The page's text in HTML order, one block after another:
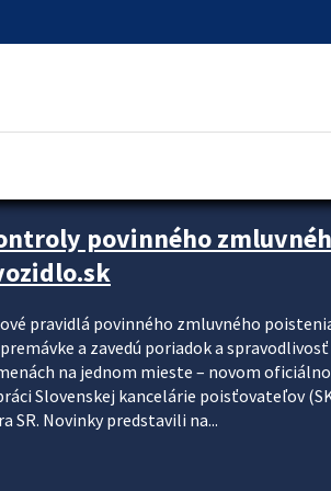
povinného
pravidlá povinného zmluvného
a zavedú poriadok a spravodlivosť
na jednom mieste – novom
Slovenskej kancelárie poisťovateľov
SR. Novinky predstavili na...